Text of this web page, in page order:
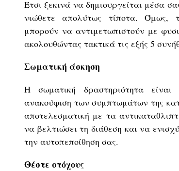
Έτσι ξεκινά να δημιουργείται μέσα
νιώθετε απολύτως τίποτα. Όμως,
μπορούν να αντιμετωπιστούν με
ακολουθώντας τακτικά τις εξής 5
Σωματική άσκηση
Η σωματική δραστηριότητα
ανακούφιση των συμπτωμάτων της
αποτελεσματική με τα
να βελτιώσει τη διάθεση και να
την αυτοπεποίθηση σας.
Θέστε στόχους